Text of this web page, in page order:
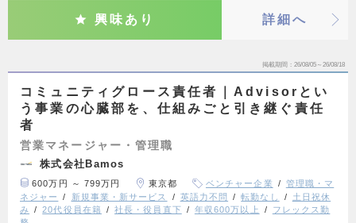
興味あり 詳細へ
掲載期間 26/08/05～26/08/18
コミュニティグロース責任者｜Advisorとい
う事業の心臓部を、仕組みごと引き継ぐ責任
者
営業マネージャー・管理職
株式会社Bamos
600万円 ～ 799万円 東京都 ベンチャー企業
管理職・マ
ネジャー
新規事業・新サービス 英語力不問 転勤なし
土日祝休
み
20代役員在籍 社長・役員直下 年収600万以上
フレックス勤